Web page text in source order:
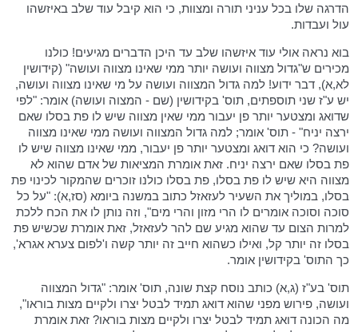
הדרגה שלו בכל עניני תורה ומצוות, כי הוא קיבל עוד שלב באיזשהו
עול ועבדות.
בוא נראה אולי עוד איזשהו שלב עד היכן הדברים מגיעים! כולנו
מכירים ש"גדול מצווה ועושה יותר ממי שאינו מצווה ועושה" (קידושין
לא,א), דבר ידוע! למה גדול המצווה ועושה על מי שאינו מצווה ועושה,
יש ע"ז שני תוספתים, תוס' בקידושין (שם - המצוה ועושה) אומר: "לפי
שדואג ומצטער יותר פן יעבור ממי שאין מצווה שיש לו פת בסלו שאם
ירצה יניח" - תוס' אומר; למה גדול המצווה ועושה ממי שאינו מצווה
ועושה? כי הוא דואג ומצטער יותר פן יעבור, ממי שאינו מצווה שיש לו
פת בסלו שאם ירצה יניח. זאת אומרת המציאות של אדם שהוא לא
מצווה היא שיש לו פת בסלו, פת בסלו כולנו זוכרים שהמקור לכינוי פת
בסלו, במוליך את השעיר לעזאזל כתוב במשנה ביומא (סז,א): "על כל
סוכה וסוכה אומרים לו הרי מזון והרי מים", וזה נותן לו את הכח ללכת
למרות הצום עד שהוא מגיע שם להר לעזאזל, זאת אומרת שכשיש פת
בסלו זה יותר קל, ואילו כשהוא חייב זה יותר קשה ו'לפום צערא אגרא',
כך התוס' בקידושין אומר.
תוס' בע"ז (ג,א) כותב נוסח קצת שונה, תוס' אומר: "גדול המצווה
ועושה, פירוש מפני שהוא דואג תמיד לבטל יצרו ולקיים מצות בוראו",
מה הכונה דואג תמיד לבטל יצרו ולקיים מצות בוראו? זאת אומרת